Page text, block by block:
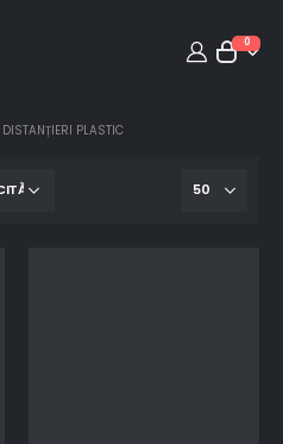
0
DISTANȚIERI PLASTIC